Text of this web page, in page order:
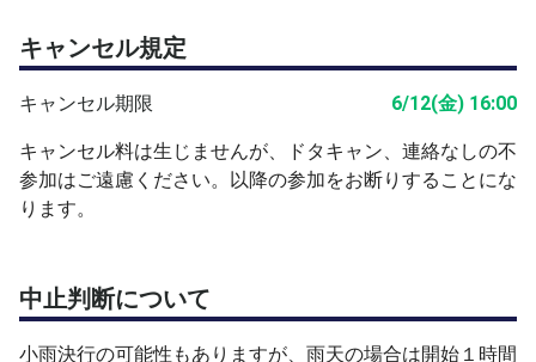
キャンセル規定
キャンセル期限 6/12(金) 16:00
キャンセル料は生じませんが、ドタキャン、連絡なしの不
参加はご遠慮ください。以降の参加をお断りすることにな
ります。
中止判断について
小雨決行の可能性もありますが、雨天の場合は開始１時間